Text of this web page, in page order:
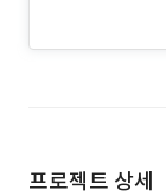
프로젝트 상세